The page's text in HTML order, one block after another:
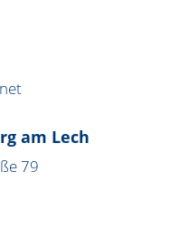
am Lech
79